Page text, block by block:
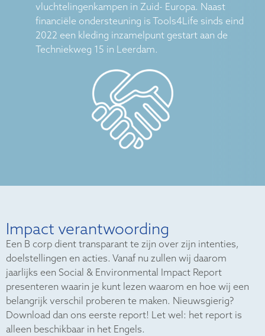
vluchtelingenkampen in Zuid- Europa. Naast
financiële ondersteuning is Tools4Life sinds eind
2022 een kleding inzamelpunt gestart aan de
Techniekweg 15 in Leerdam.
Impact verantwoording
Een B corp dient transparant te zijn over zijn intenties,
doelstellingen en acties. Vanaf nu zullen wij daarom
jaarlijks een Social & Environmental Impact Report
presenteren waarin je kunt lezen waarom en hoe wij een
belangrijk verschil proberen te maken. Nieuwsgierig?
Download dan ons eerste report! Let wel: het report is
alleen beschikbaar in het Engels.